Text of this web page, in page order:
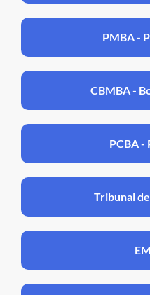
PMBA -
CBMBA -
PCBA -
Tribunal